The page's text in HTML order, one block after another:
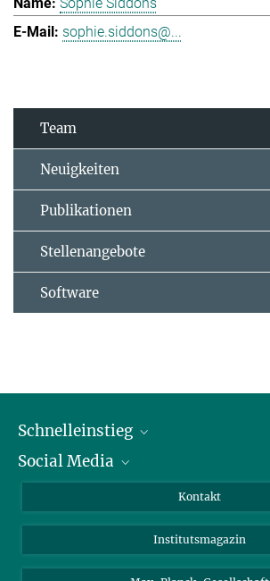
Sophie Siddons
sophie.siddons@...
Team
Neuigkeiten
Publikationen
Stellenangebote
Software
Schnelleinstieg
Alumni
Fördernde
Social Media
Bluesky
Facebook
Kontakt
Institutsmagazin